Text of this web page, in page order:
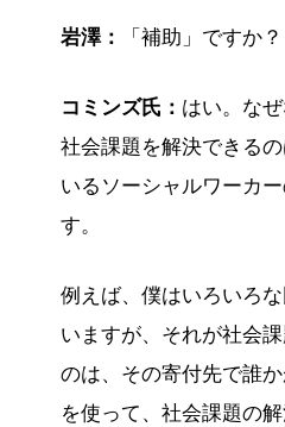
岩澤： 「補助」ですか？
コミンズ氏： はい。な
社会課題を解決できる
いるソーシャルワーカ
す。
例えば、僕はいろいろ
いますが、それが社会
のは、その寄付先で誰
を使って、社会課題の